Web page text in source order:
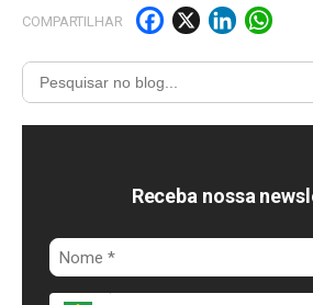
COMPARTILHAR
F
a
c
e
o
o
k
X Li
n
k
e
I
n
W
h
a
t
A
p
p
Receba nossa